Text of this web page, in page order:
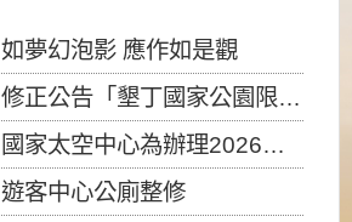
如夢幻泡影 應作如是觀
修正公告「墾丁國家公園限制水域遊憩活動之種類、範圍、時間及行為」，自即日生效。
國家太空中心為辦理2026台灣盃火箭競賽，陸、海、空域警戒及協調相關事宜，因颱風備案事宜
遊客中心公廁整修